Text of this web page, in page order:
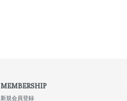
MEMBERSHIP
新規会員登録